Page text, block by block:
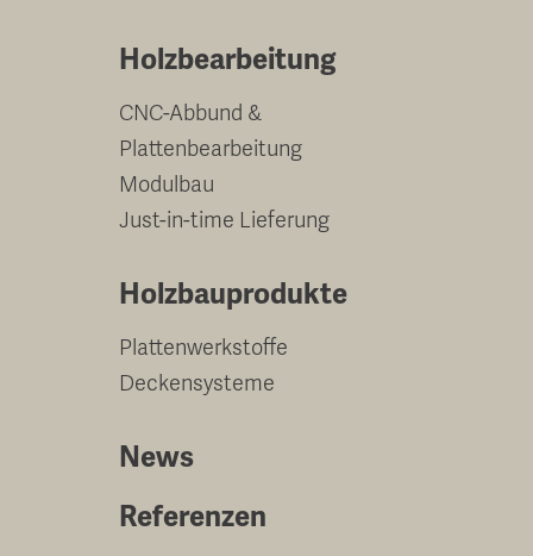
Holzbearbeitung
CNC-Abbund &
Plattenbearbeitung
Modulbau
Just-in-time Lieferung
Holzbauprodukte
Plattenwerkstoffe
Deckensysteme
News
Referenzen